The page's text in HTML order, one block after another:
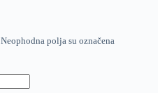
Neophodna polja su označena